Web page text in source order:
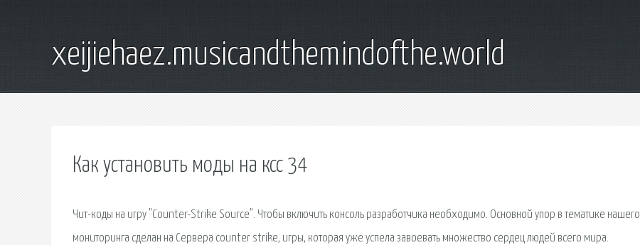
xeijiehaez.musicandthemindofthe.world
Как установить моды на ксс 34
Чит-коды на игру "Counter-Strike Source". Чтобы включить консоль разработчика необходимо. Основной упор в тематике нашего
мониторинга сделан на Сервера counter strike, игры, которая уже успела завоевать множество сердец людей всего мира.